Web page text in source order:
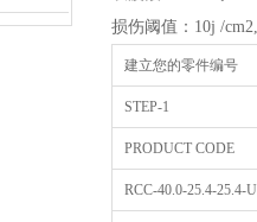
损伤阈值：10j /
建立您的零件编号
STEP-1
PRODUCT CODE
RCC-40.0-25.4-25.4-